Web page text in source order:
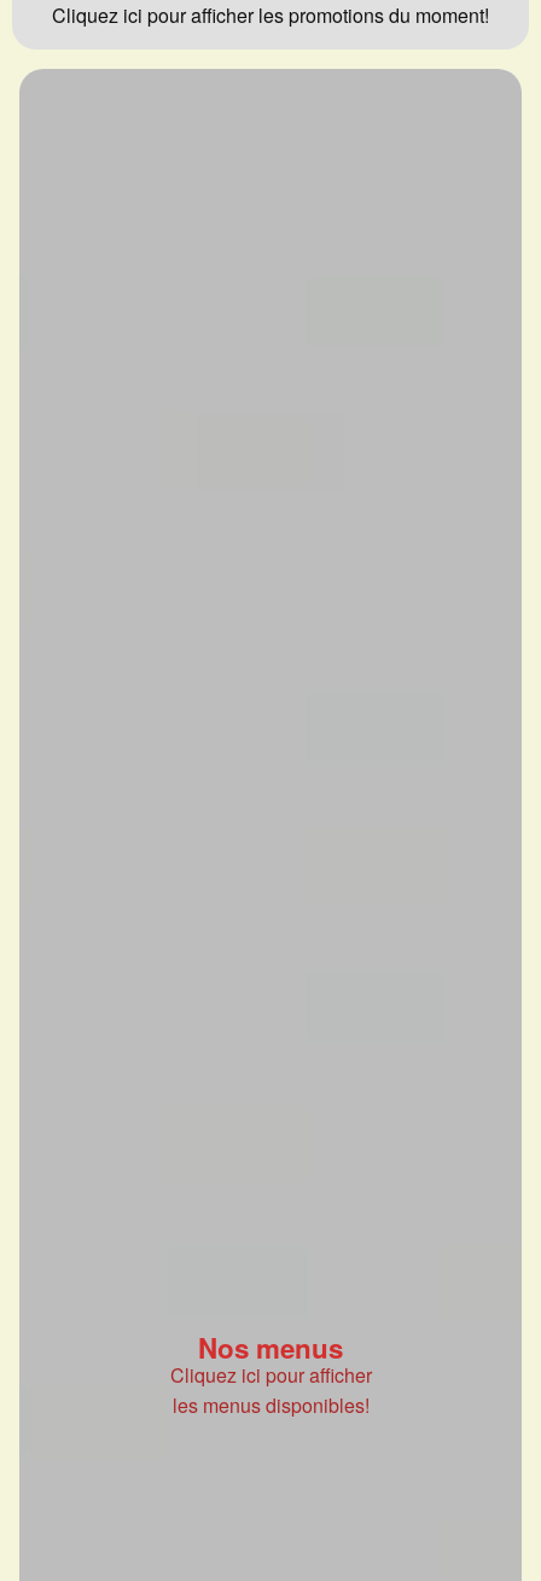
Cliquez ici pour afficher les promotions du moment!
Nos menus
Cliquez ici pour afficher
les menus disponibles!